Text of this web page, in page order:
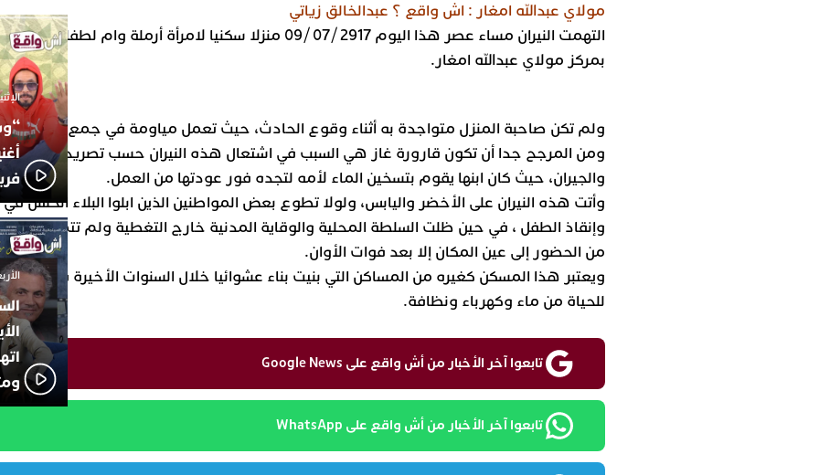
مولاي عبدالله امغار : اش واقع ؟ عبدالخالق زياتي
التهمت النيران مساء عصر هذا اليوم 2917 /07 /09 منزلا سكنيا لامرأة أرملة وام
بمركز مولاي عبدالله امغار.
ولم تكن صاحبة المنزل متواجدة به أثناء وقوع الحادث، حيث تعمل مياومة في جمع ونشر
ومن المرجح جدا أن تكون قارورة غاز هي السبب في اشتعال هذه النيران حسب تصريحات بعض
والجيران، حيث كان ابنها يقوم بتسخين الماء لأمه لتجده فور عودتها من العمل.
وأتت هذه النيران على الأخضر واليابس، ولولا تطوع بعض المواطنين الذين ابلوا البلاء الحسن
وإنقاذ الطفل ، في حين ظلت السلطة المحلية والوقاية المدنية خارج التغطية ولم تتمكن
من الحضور إلى عين المكان إلا بعد فوات الأوان.
ويعتبر هذا المسكن كغيره من المساكن التي بنيت بناء عشوائيا خلال السنوات الأخيرة فاقدا
للحياة من ماء وكهرباء ونظافة.
تابعوا آخر الأخبار من أش واقع على Google News
تابعوا آخر الأخبار من أش واقع على WhatsApp
الإثنين 6 أكتوبر
الأربعاء 24